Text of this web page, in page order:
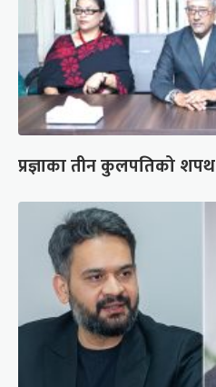
प्रज्ञाका तीन कुलपतिको